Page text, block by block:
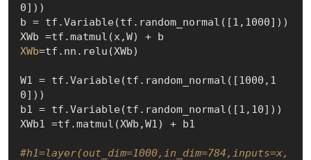
0]))
b = tf.Variable(tf.random_normal([1,1000]))
XWb=tf.nn.relu(XWb)
W1 = tf.Variable(tf.random_normal([1000,1
0]))
b1 = tf.Variable(tf.random_normal([1,10]))
XWb1 =tf.matmul(XWb,W1) + b1
#h1=layer(out_dim=1000,in_dim=784,inputs=x,